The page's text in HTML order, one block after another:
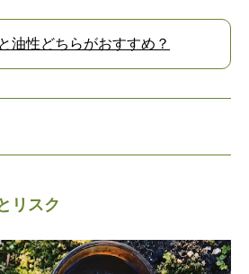
油性どちらがおすすめ？
リスク